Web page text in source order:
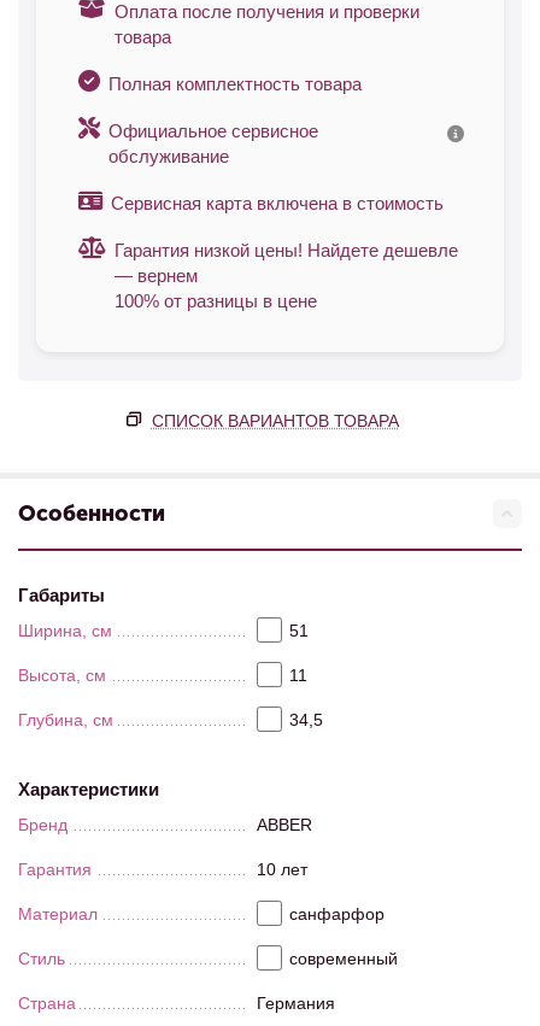
Оплата после получения и проверки
товара
Полная комплектность товара
Официальное сервисное
обслуживание
Сервисная карта включена в стоимость
Гарантия низкой цены! Найдете дешевле
— вернем
100% от разницы в цене
СПИСОК ВАРИАНТОВ ТОВАРА
Особенности
Габариты
Ширина, см 51
Высота, см 11
Глубина, см 34,5
Характеристики
Бренд ABBER
Гарантия 10 лет
Материал санфарфор
Стиль современный
Страна Германия